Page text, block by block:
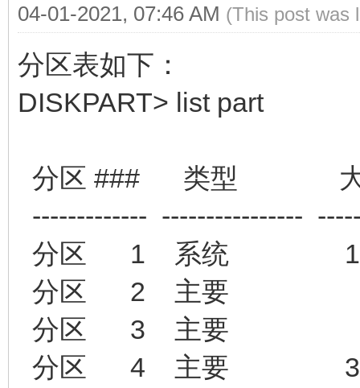
04-01-2021, 07:46 AM (This post was
分区表如下：
DISKPART> list part
分区 ### 类型 大
------------- ----------------
分区 1 系统 128
分区 2 主要 16
分区 3 主要 16
分区 4 主要 320